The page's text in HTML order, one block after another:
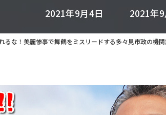
2021年9月4日 最
終
新
日
2021年
るな！美麗惨事で舞鶴をミスリードする多々見市政の